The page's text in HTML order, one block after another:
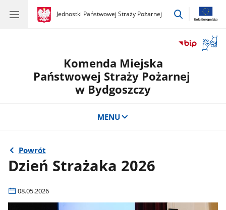
gov.pl
Jednostki Państwowej Straży Pożarnej
gov.pl
Jednostki
przejdź
okno
Komenda Miejska
Państwowej Straży Pożarnej
w Bydgoszczy
MENU
Powrót
Dzień Strażaka 2026
08.05.2026